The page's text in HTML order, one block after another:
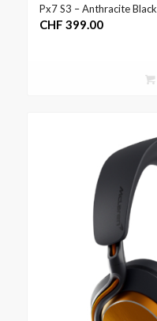
Px7 S3 – Anthracite Black
CHF 399.00